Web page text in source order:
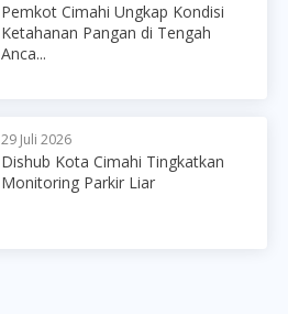
Pemkot Cimahi Ungkap Kondisi
Ketahanan Pangan di Tengah
Anca...
29 Juli 2026
Dishub Kota Cimahi Tingkatkan
Monitoring Parkir Liar